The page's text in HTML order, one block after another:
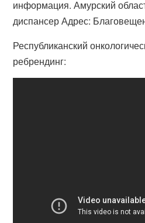
информация. Амурский
диспансер Адрес:
Республиканский
ребрендинг: